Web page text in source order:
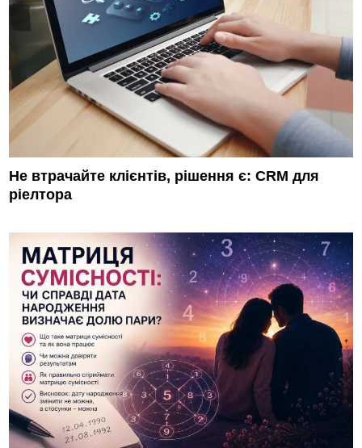
Не втрачайте клієнтів, рішення є: CRM для
ріелтора